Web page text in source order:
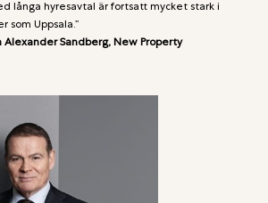
långa hyresavtal är fortsatt mycket stark i
som Uppsala.”
Alexander Sandberg, New Property